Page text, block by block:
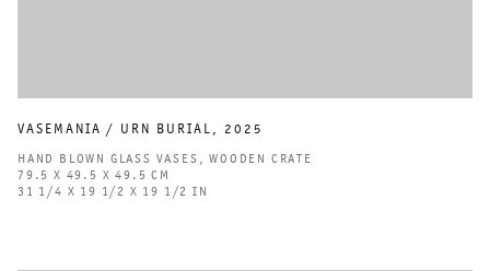
VASEMANIA / URN BURIAL , 2025
HAND BLOWN GLASS VASES ,WOODEN CRATE
79.5 X 49.5 X 49.5 CM
31 1/4 X 19 1/2 X 19 1/2 IN